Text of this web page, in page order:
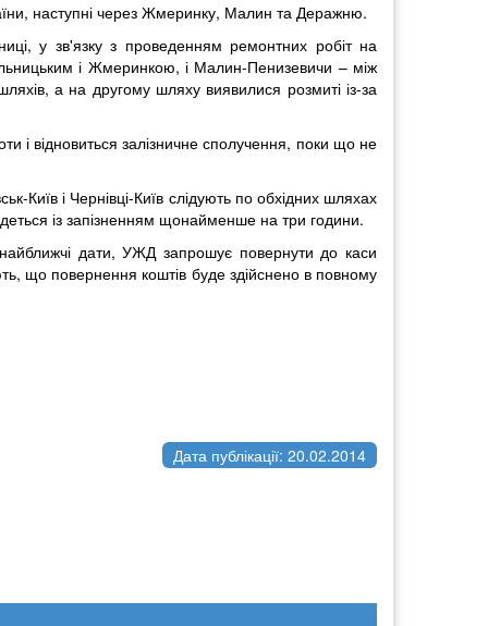
наступні через Жмеринку, Малин та Деражню.
у зв'язку з проведенням ремонтних робіт на
і Жмеринкою, і Малин-Пенизевичи – між
а на другому шляху виявилися розмиті із-за
і відновиться залізничне сполучення, поки що не
Київ і Чернівці-Київ слідують по обхідних шляхах
із запізненням щонайменше на три години.
найближчі дати, УЖД запрошує повернути до каси
що повернення коштів буде здійснено в повному
Дата публікації: 20.02.2014